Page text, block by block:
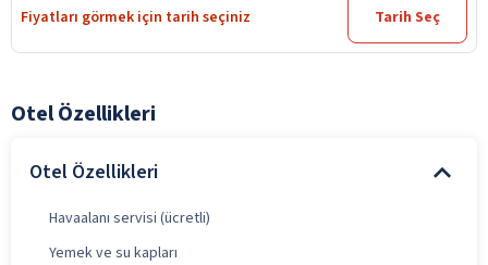
Fiyatları görmek için tarih seçiniz Tarih Seç
Otel Özellikleri
Otel Özellikleri
Havaalanı servisi (ücretli)
Yemek ve su kapları